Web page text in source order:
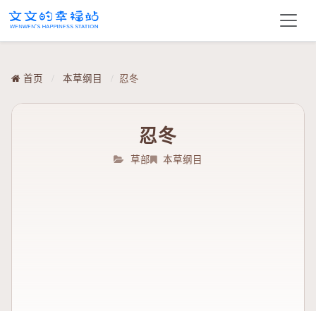
首页 / 本草纲目 / 忍冬
忍冬
草部 本草纲目